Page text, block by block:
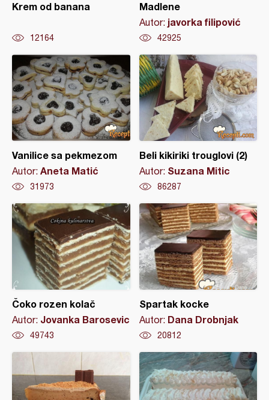
Krem od banana
12164
Madlene
Autor: javorka filipović
42925
Vanilice sa pekmezom
Autor: Aneta Matić
31973
Beli kikiriki trouglovi (2)
Autor: Suzana Mitic
86287
Čoko rozen kolač
Autor: Jovanka Barosevic
49743
Spartak kocke
Autor: Dana Drobnjak
20812